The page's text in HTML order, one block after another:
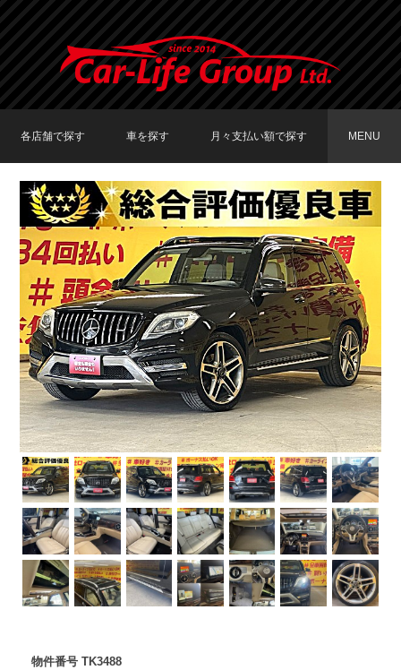
各店舗で探す
TOKYO店在庫車両
大阪店在庫車両
福岡店在庫車両
車を探す
車種で探す
メーカーで探す
月々支払い額で探す
〜19,999円
20,000円〜29,999円
30,000円〜39,999円
40,000円〜49,999円
50,000円〜
MENU
物件番号 TK3488